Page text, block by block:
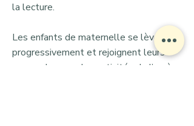
la lecture.
Les enfants de maternelle se lèvent
progressivement et rejoignent leurs
camarades pour les activités de l’après-